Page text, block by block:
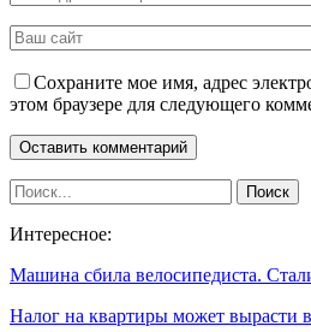
Сохраните мое имя, адрес
этом браузере для следующего
Интересное:
Машина сбила велосипедиста.
Налог на квартиры может вырасти